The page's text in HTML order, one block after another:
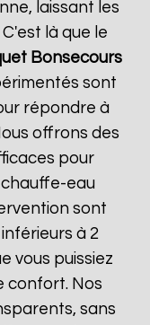
laissant les
là que le
Bonsecours
sont
répondre à
offrons des
pour
eau
sont
à 2
vous puissiez
confort. Nos
sans